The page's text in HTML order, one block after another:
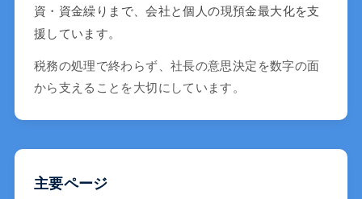
資・資金繰りまで、会社と個人の現預金最大化を支
援しています。
税務の処理で終わらず、社長の意思決定を数字の面
から支えることを大切にしています。
主要ページ